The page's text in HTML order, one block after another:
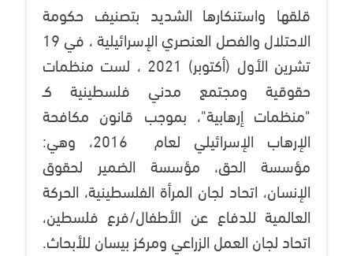
قلقها واستنكارها الشديد بتصنيف حكومة
الاحتلال والفصل العنصري الإسرائيلية ، في 19
تشرين الأول (أكتوبر) 2021 ، لست منظمات
حقوقية ومجتمع مدني فلسطينية كـ
"منظمات إرهابية"، بموجب قانون مكافحة
الإرهاب الإسرائيلي لعام 2016، وهي:
مؤسسة الحق، مؤسسة الضمير لحقوق
الإنسان، اتحاد لجان المرأة الفلسطينية، الحركة
العالمية للدفاع عن الأطفال/فرع فلسطين،
اتحاد لجان العمل الزراعي ومركز بيسان للأبحاث.